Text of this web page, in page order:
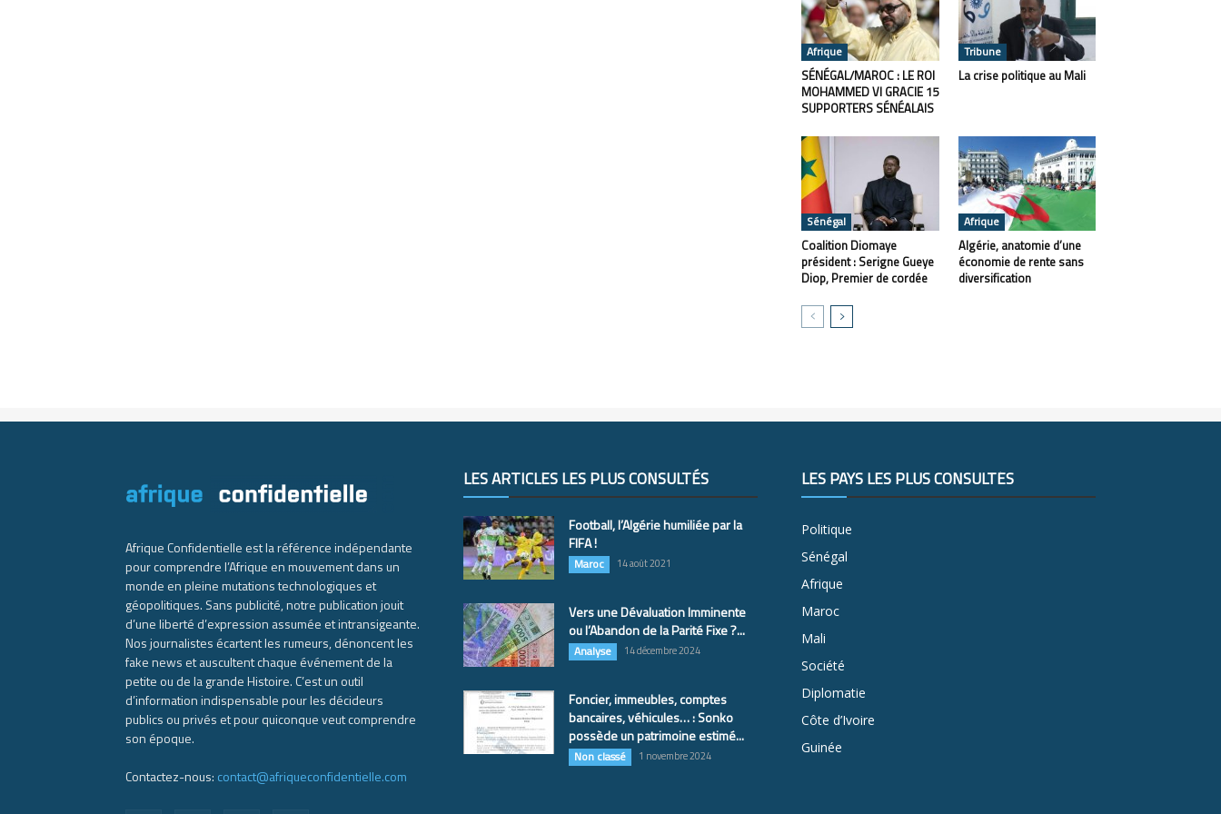
Afrique
SÉNÉGAL/MAROC : LE ROI
MOHAMMED VI GRACIE 15
SUPPORTERS SÉNÉALAIS
Tribune
La crise politique au Mali
Sénégal
Coalition Diomaye
président : Serigne Gueye
Diop, Premier de cordée
Afrique
Algérie, anatomie d’une
économie de rente sans
diversification
Afrique Confidentielle est la référence indépendante
pour comprendre l’Afrique en mouvement dans un
monde en pleine mutations technologiques et
géopolitiques. Sans publicité, notre publication jouit
d’une liberté d’expression assumée et intransigeante.
Nos journalistes écartent les rumeurs, dénoncent les
fake news et auscultent chaque événement de la
petite ou de la grande Histoire. C’est un outil
d’information indispensable pour les décideurs
publics ou privés et pour quiconque veut comprendre
son époque.
Contactez-nous: contact@afriqueconfidentielle.com
LES ARTICLES LES PLUS CONSULTÉS
Football, l’Algérie humiliée par la
FIFA !
Maroc 14 août 2021
Vers une Dévaluation Imminente
ou l’Abandon de la Parité Fixe ?...
Analyse 14 décembre 2024
Foncier, immeubles, comptes
bancaires, véhicules… : Sonko
possède un patrimoine estimé...
Non classé 1 novembre 2024
LES PAYS LES PLUS CONSULTÉS
Politique
Sénégal
Afrique
Maroc
Mali
Société
Diplomatie
Côte d’Ivoire
Guinée